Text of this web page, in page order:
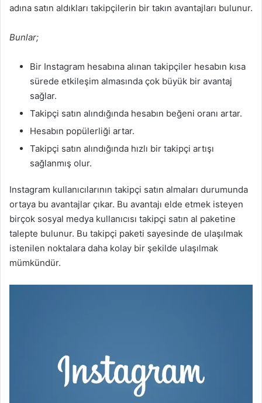
adına satın aldıkları takipçilerin bir takın avantajları bulunur.
Bunlar;
Bir Instagram hesabına alınan takipçiler hesabın kısa
sürede etkileşim almasında çok büyük bir avantaj
sağlar.
Takipçi satın alındığında hesabın beğeni oranı artar.
Hesabın popülerliği artar.
Takipçi satın alındığında hızlı bir takipçi artışı
sağlanmış olur.
Instagram kullanıcılarının takipçi satın almaları durumunda
ortaya bu avantajlar çıkar. Bu avantajı elde etmek isteyen
birçok sosyal medya kullanıcısı takipçi satın al paketine
talepte bulunur. Bu takipçi paketi sayesinde de ulaşılmak
istenilen noktalara daha kolay bir şekilde ulaşılmak
mümkündür.